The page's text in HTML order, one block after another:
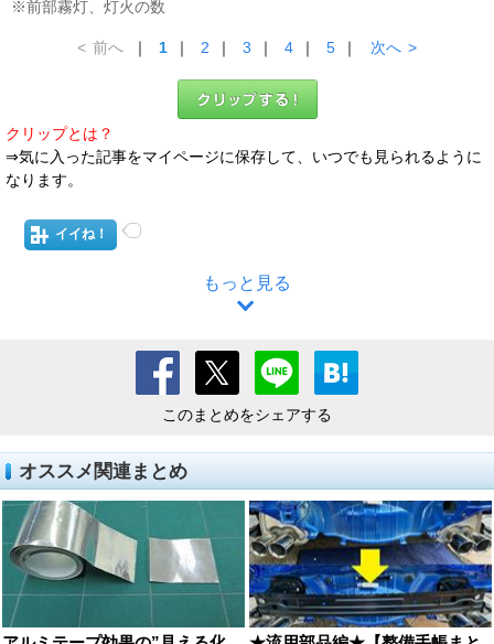
※前部霧灯、灯火の数
< 前へ ｜ 1 ｜ 2 ｜ 3 ｜ 4 ｜ 5 ｜ 次へ >
クリップとは？
⇒気に入った記事をマイページに保存して、いつでも見られるように
なります。
イイね！
もっと見る
このまとめをシェアする
オススメ関連まとめ